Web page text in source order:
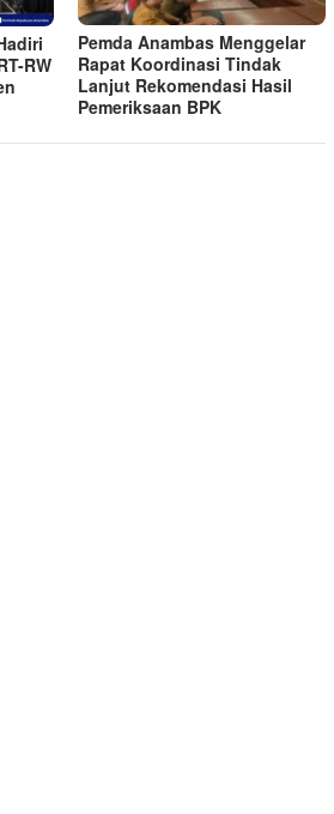
RW
Pemda Anambas Menggelar
Rapat Koordinasi Tindak
Lanjut Rekomendasi Hasil
Pemeriksaan BPK